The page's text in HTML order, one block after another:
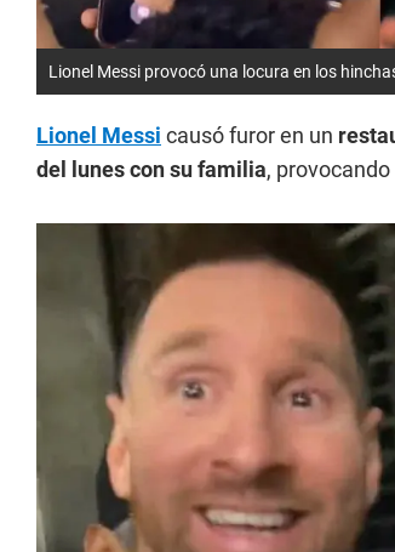
Lionel Messi provocó una locura en los
Lionel Messi causó furor en un
del lunes con su familia,